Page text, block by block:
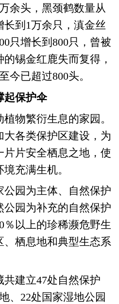
余头，黑颈鹤数量从
长到1万余只，滇金丝
只增长到800只，曾被
锡金红鹿失而复得，
今已超过800头。
起保护伞
物繁衍生息的家园。
各类保护区建设，为
片片安全栖息之地，使
充满生机。
园为主体、自然保护
公园为补充的自然保护
％以上的珍稀濒危野生
、栖息地和典型生态系
建立47处自然保护
、22处国家湿地公园